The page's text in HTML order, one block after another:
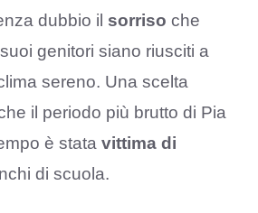
dubbio il sorriso che
genitori siano riusciti a
sereno. Una scelta
il periodo più brutto di Pia
è stata vittima di
di scuola.